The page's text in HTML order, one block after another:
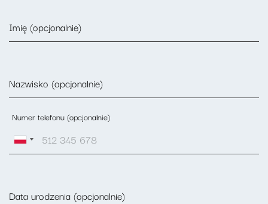
Imię (opcjonalnie)
Nazwisko (opcjonalnie)
Numer telefonu (opcjonalnie)
Data urodzenia (opcjonalnie)